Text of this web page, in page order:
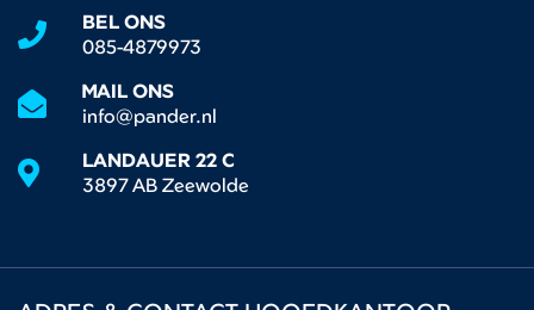
BEL ONS
085-4879973
MAIL ONS
info@pander.nl
LANDAUER 22 C
3897 AB Zeewolde